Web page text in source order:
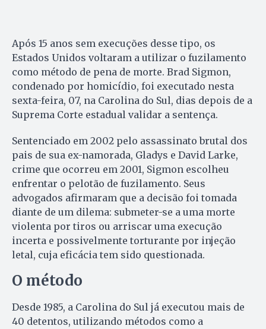
Após 15 anos sem execuções desse tipo, os
Estados Unidos voltaram a utilizar o fuzilamento
como método de pena de morte. Brad Sigmon,
condenado por homicídio, foi executado nesta
sexta-feira, 07, na Carolina do Sul, dias depois de a
Suprema Corte estadual validar a sentença.
Sentenciado em 2002 pelo assassinato brutal dos
pais de sua ex-namorada, Gladys e David Larke,
crime que ocorreu em 2001, Sigmon escolheu
enfrentar o pelotão de fuzilamento. Seus
advogados afirmaram que a decisão foi tomada
diante de um dilema: submeter-se a uma morte
violenta por tiros ou arriscar uma execução
incerta e possivelmente torturante por injeção
letal, cuja eficácia tem sido questionada.
O método
Desde 1985, a Carolina do Sul já executou mais de
40 detentos, utilizando métodos como a